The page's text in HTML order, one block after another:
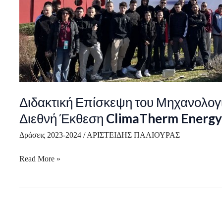
Διδακτική Επίσκεψη του
Διεθνή Έκθεση ClimaTherm
Δράσεις 2023-2024/ΑΡΙΣΤΕΙΔΗΣ ΠΑΛΙΟΥΡΑΣ
Τομέα
στη
Διεθνή
Έκθεση
ClimaTherm
Energy
|
23-
Read More »